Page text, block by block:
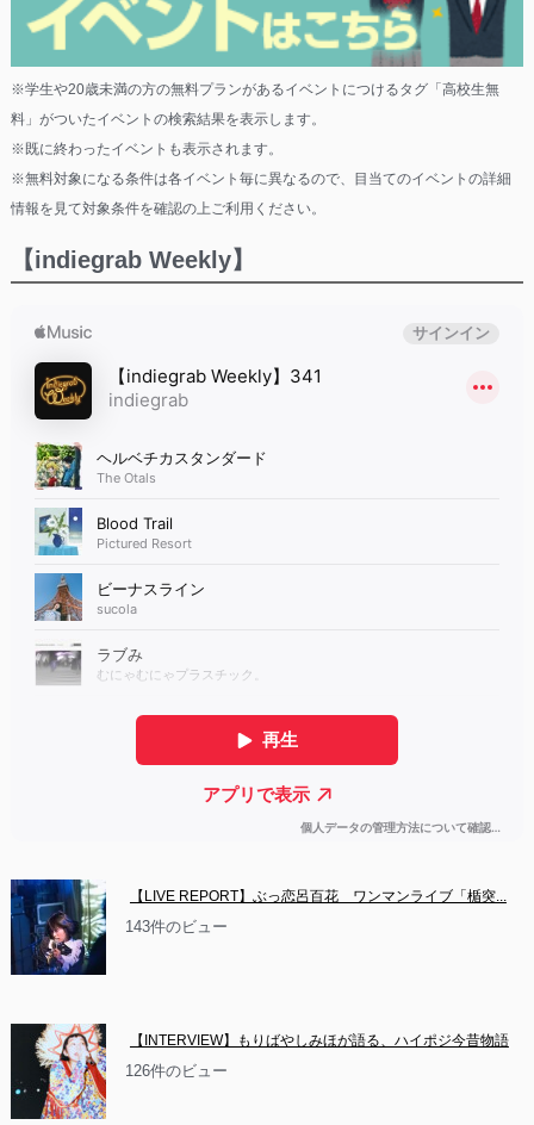
※学生や20歳未満の方の無料プランがあるイベントにつけるタグ「高校生無
料」がついたイベントの検索結果を表示します。
※既に終わったイベントも表示されます。
※無料対象になる条件は各イベント毎に異なるので、目当てのイベントの詳細
情報を見て対象条件を確認の上ご利用ください。
【indiegrab Weekly】
【LIVE REPORT】ぶっ恋呂百花　ワンマンライブ「楯突...
143件のビュー
【INTERVIEW】もりばやしみほが語る、ハイポジ今昔物語
126件のビュー